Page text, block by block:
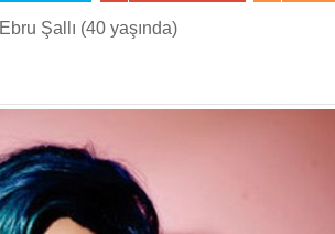
Ebru Şallı (40 yaşında)